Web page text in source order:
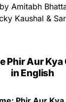
Amitabh
Kaushal &
Phir Aur
in English